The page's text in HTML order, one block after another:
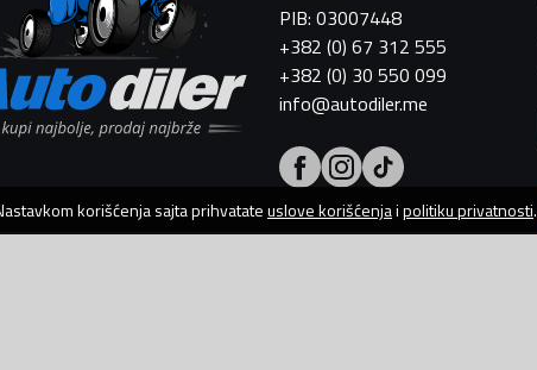
PIB: 03007448
+382 (0) 67 312 555
+382 (0) 30 550 099
info@autodiler.me
korišćenja sajta prihvatateuslove korišćenjaipolitiku privatnosti.